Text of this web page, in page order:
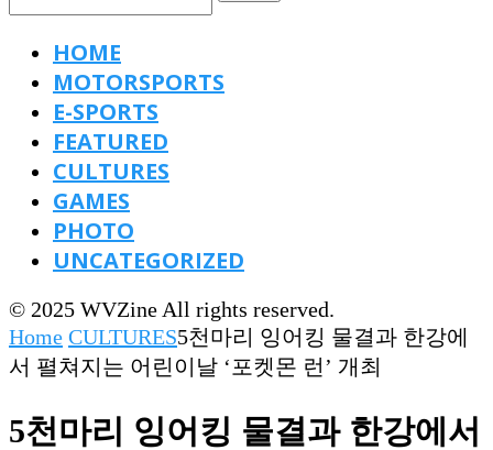
HOME
MOTORSPORTS
E-SPORTS
FEATURED
CULTURES
GAMES
PHOTO
UNCATEGORIZED
© 2025 WVZine All rights reserved.
Home CULTURES5천마리 잉어킹 물결과 한강에
서 펼쳐지는 어린이날 ‘포켓몬 런’ 개최
5천마리 잉어킹 물결과 한강에서